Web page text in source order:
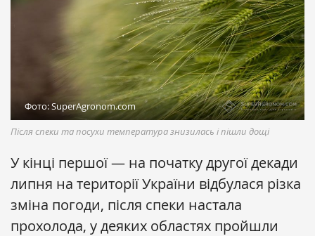
Фото: SuperAgronom.com
Після спеки та посухи температура знизилась і пішли дощі
У кінці першої — на початку другої декади
липня на території України відбулася різка
зміна погоди, після спеки настала
прохолода, у деяких областях пройшли